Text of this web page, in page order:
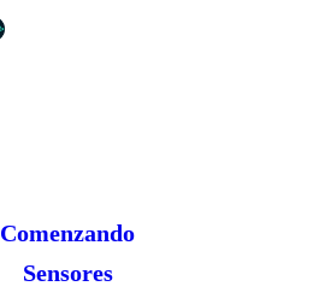
Comenzando
Sensores